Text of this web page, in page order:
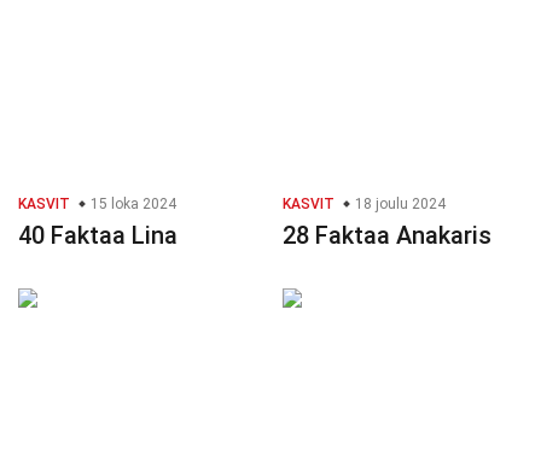
KASVIT 15 loka 2024
40 Faktaa Lina
KASVIT 18 joulu 2024
28 Faktaa Anakaris